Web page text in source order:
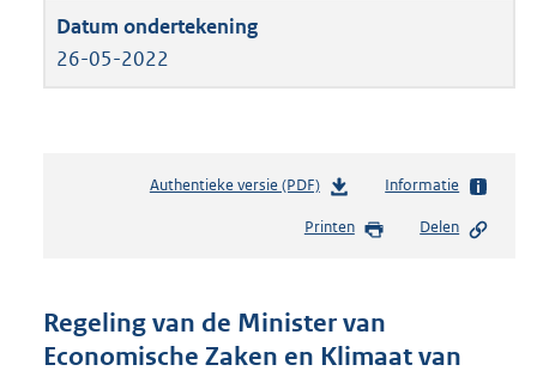
26-05-2022
Authentieke versie (PDF)b
s
d
s
Informatie
Printen Delen
Regeling van de Minister van
Economische Zaken en Klimaat van